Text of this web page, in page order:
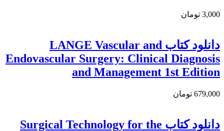
3,000 تومان
دانلود کتاب LANGE Vascular and
Endovascular Surgery: Clinical Diagnosis
and Management 1st Edition
679,000 تومان
دانلود کتاب Surgical Technology for the